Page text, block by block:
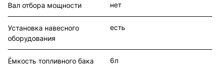
Вал отбора мощности нет
Установка навесного
оборудования
есть
Ёмкость топливного бака 6л